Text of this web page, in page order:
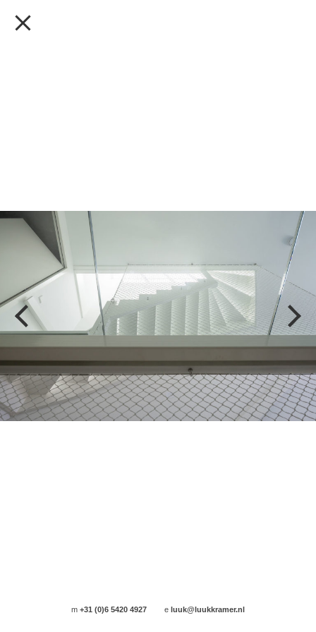
m+31 (0)6 5420 4927 e luuk@luukkramer.nl